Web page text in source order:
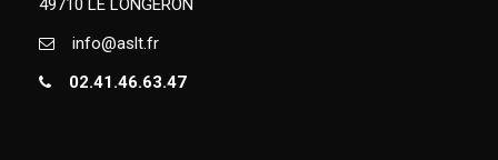
49710 LE LONGERON
info@aslt.fr
02.41.46.63.47